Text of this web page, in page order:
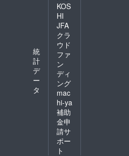
統
計
デ
ー
タ
KOS
HI
JFA
クラ
ウド
ファ
ン
ディ
ング
mac
hi-ya
補助
金申
請サ
ポー
ト